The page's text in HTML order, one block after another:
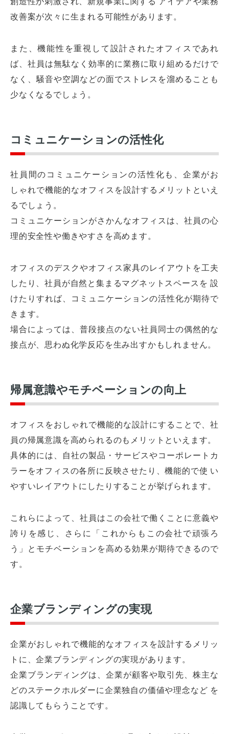
改善案が次々に生まれる可能性があります。
また、機能性を重視して設計されたオフィスであれ
ば、社員は無駄なく効率的に業務に取り組めるだけで
なく、騒音や空調などの面でストレスを溜めることも
少なくなるでしょう。
コミュニケーションの活性化
社員間のコミュニケーションの活性化も、企業がお
しゃれで機能的なオフィスを設計するメリットといえ
るでしょう。
コミュニケーションがさかんなオフィスは、社員の心
理的安全性や働きやすさを高めます。
オフィスのデスクやオフィス家具のレイアウトを工夫
したり、社員が自然と集まるマグネットスペースを 設
けたりすれば、コミュニケーションの活性化が期待で
きます。
場合によっては、普段接点のない社員同士の偶然的な
接点が、思わぬ化学反応を生み出すかもしれません。
帰属意識やモチベーションの向上
オフィスをおしゃれで機能的な設計にすることで、社
員の帰属意識を高められるのもメリットといえます。
具体的には、自社の製品・サービスやコーポレートカ
ラーをオフィスの各所に反映させたり、機能的で使 い
やすいレイアウトにしたりすることが挙げられます。
これらによって、社員はこの会社で働くことに意義や
誇りを感じ、さらに「これからもこの会社で頑張ろ
う」とモチベーションを高める効果が期待できるので
す。
企業ブランディングの実現
企業がおしゃれで機能的なオフィスを設計するメリッ
トに、企業ブランディングの実現があります。
企業ブランディングは、企業が顧客や取引先、株主な
どのステークホルダーに企業独自の価値や理念など を
認識してもらうことです。